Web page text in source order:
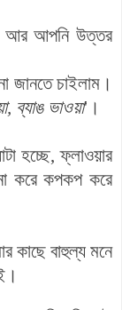
আর আপনি উত্তর
জানতে চাইলাম ।
ব্যাঙ ভাওয়া'।
হচ্ছে,ফ্লাওয়ার
করে কপকপ করে
কাছে বাহুল্য মনে
।